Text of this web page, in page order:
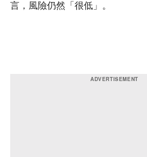
言，風險仍然「很低」。